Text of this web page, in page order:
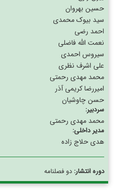
حسین بهروان
سید بیوک محمدی
احمد رضی
نعمت الله فاضلی
سیروس احمدی
علی اشرف نظری
محمد مهدی رحمتی
امیررضا کریمی آذر
حسن چاوشیان
سردبیر:
محمد مهدی رحمتی
مدیر داخلی:
هدی حلاج زاده
دوره انتشار: دو فصلنامه